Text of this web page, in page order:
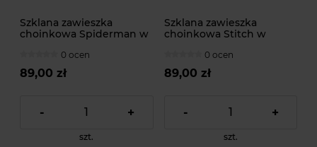
Szklana zawieszka
choinkowa Spiderman w
MARVEL0 ocen
89,00 zł
- +
szt.
Szklana zawieszka
choinkowa Stitch w
bajki Lilo i Stitch od
DISNEY
0 ocen
89,00 zł
- +
szt.